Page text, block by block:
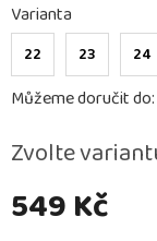
549 Kč
Zvolte
Varianta
22 23 24
Můžeme doručit do: